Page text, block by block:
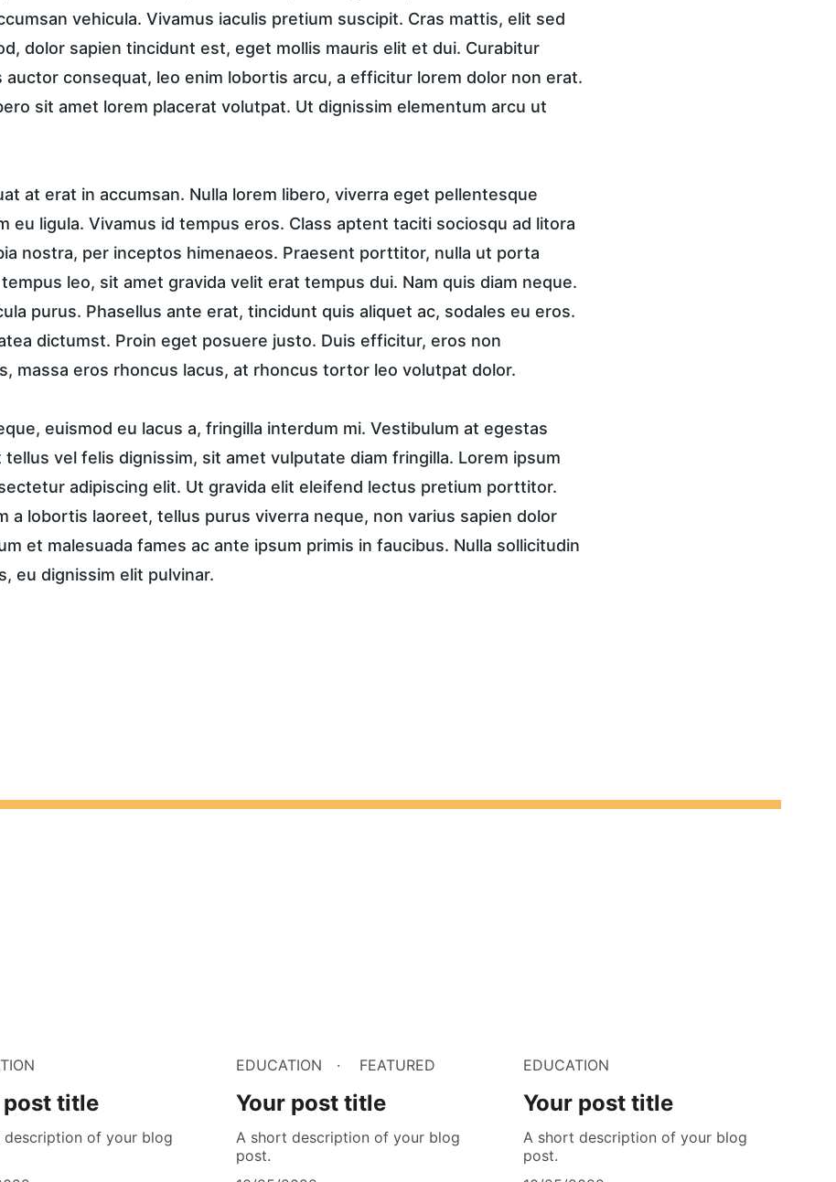
vehicula. Vivamus iaculis pretium suscipit. Cras mattis, elit sed
dolor sapien tincidunt est, eget mollis mauris elit et dui. Curabitur
auctor consequat, leo enim lobortis arcu, a efficitur lorem dolor non erat.
sit amet lorem placerat volutpat. Ut dignissim elementum arcu ut
at erat in accumsan. Nulla lorem libero, viverra eget pellentesque
eu ligula. Vivamus id tempus eros. Class aptent taciti sociosqu ad litora
nostra, per inceptos himenaeos. Praesent porttitor, nulla ut porta
leo, sit amet gravida velit erat tempus dui. Nam quis diam neque.
purus. Phasellus ante erat, tincidunt quis aliquet ac, sodales eu eros.
dictumst. Proin eget posuere justo. Duis efficitur, eros non
massa eros rhoncus lacus, at rhoncus tortor leo volutpat dolor.
euismod eu lacus a, fringilla interdum mi. Vestibulum at egestas
tellus vel felis dignissim, sit amet vulputate diam fringilla. Lorem ipsum
adipiscing elit. Ut gravida elit eleifend lectus pretium porttitor.
a lobortis laoreet, tellus purus viverra neque, non varius sapien dolor
et malesuada fames ac ante ipsum primis in faucibus. Nulla sollicitudin
eu dignissim elit pulvinar.
post title
description of your blog
EDUCATION FEATURED
Your post title
A short description of your blog
post.
EDUCATION
Your post title
A short description of your blog
post.